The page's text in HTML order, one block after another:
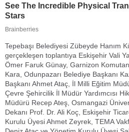
Tepebaşı Belediyesi Zübeyde Hanım
gerçekleşen toplantıya Eskişehir Vali
Ömer Faruk Günay, Garnizon
Kara, Odunpazarı Belediye Başkanı
Başkanı Ahmet Ataç, İl Milli Eğitim
Çevre Şehircilik İl Müdür Yardımcısı
Müdürü Recep Ateş, Osmangazi
Dekanı Prof. Dr. Ali Koç, Eskişehir
Kurulu Üyesi Ahmet Zeyrek, TEMA